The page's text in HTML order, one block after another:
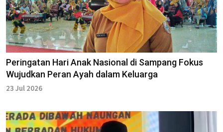
Peringatan Hari Anak Nasional di Sampang Fokus
Wujudkan Peran Ayah dalam Keluarga
23 Jul 2026